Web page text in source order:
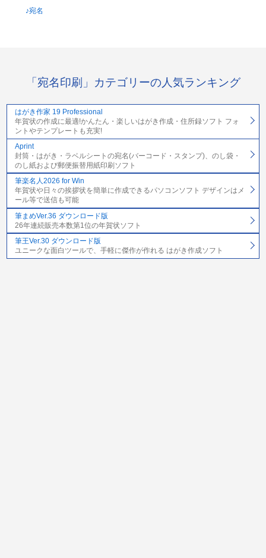
♪宛名
「宛名印刷」カテゴリーの人気ランキング
はがき作家 19 Professional
年賀状の作成に最適!かんたん・楽しいはがき作成・住所録ソフト フォ
ントやテンプレートも充実!
Aprint
封筒・はがき・ラベルシートの宛名(バーコード・スタンプ)、のし袋・
のし紙および郵便振替用紙印刷ソフト
筆楽名人2026 for Win
年賀状や日々の挨拶状を簡単に作成できるパソコンソフト デザインはメ
ール等で送信も可能
筆まめVer.36 ダウンロード版
26年連続販売本数第1位の年賀状ソフト
筆王Ver.30 ダウンロード版
ユニークな面白ツールで、手軽に傑作が作れる はがき作成ソフト